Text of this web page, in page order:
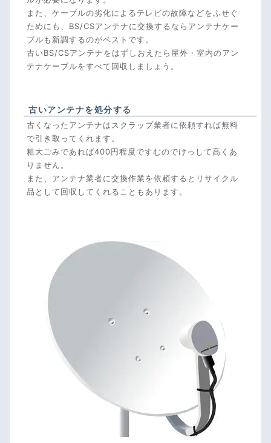
また、ケーブルの劣化によるテレビの故障などをふせぐ
ためにも、BS/CSアンテナに交換するならアンテナケー
ブルも新調するのがベストです。
古いBS/CSアンテナをはずしおえたら屋外・室内のアン
テナケーブルをすべて回収しましょう。
古いアンテナを処分する
古くなったアンテナはスクラップ業者に依頼すれば無料
で引き取ってくれます。
粗大ごみであれば400円程度ですむのでけっして高くあ
りません。
また、アンテナ業者に交換作業を依頼するとリサイクル
品として回収してくれることもあります。